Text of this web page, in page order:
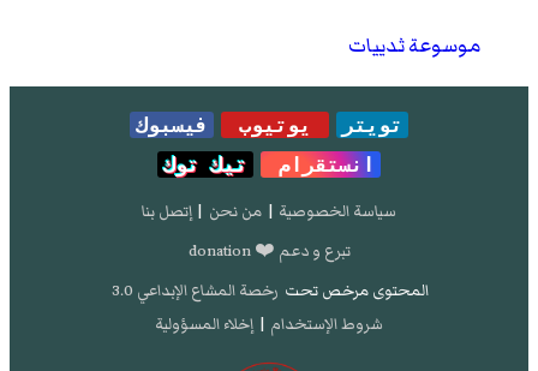
موسوعة ثدييات
تويتر يوتيوب
فيسبوك
انستقرام
تيك توك
سياسة الخصوصية | من نحن | إتصل بنا
تبرع و دعم ❤️ donation
المحتوى مرخص تحت رخصة المشاع الإبداعي 3.0
شروط الإستخدام | إخلاء المسؤولية